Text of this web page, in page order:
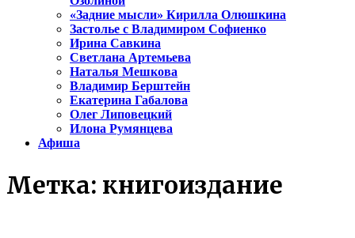
«Задние мысли» Кирилла Олюшкина
Застолье с Владимиром Софиенко
Ирина Савкина
Светлана Артемьева
Наталья Мешкова
Владимир Берштейн
Екатерина Габалова
Олег Липовецкий
Илона Румянцева
Афиша
Метка: книгоиздание